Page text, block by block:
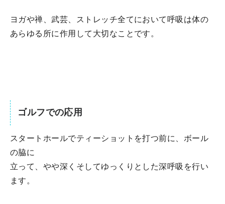
ヨガや禅、武芸、ストレッチ全てにおいて呼吸は体の
あらゆる所に作用して大切なことです。
ゴルフでの応用
スタートホールでティーショットを打つ前に、ボール
の脇に
立って、やや深くそしてゆっくりとした深呼吸を行い
ます。